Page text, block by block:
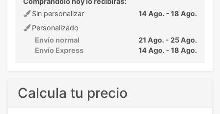
Sin personalizar
14 Ago. - 18 Ago.
Personalizado
Envío normal
21 Ago. - 25 Ago.
Envío Express
14 Ago. - 18 Ago.
Calcula tu precio